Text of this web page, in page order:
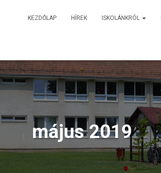
KEZDŐLAP HÍREK ISKOLÁNKRÓL
május 2019